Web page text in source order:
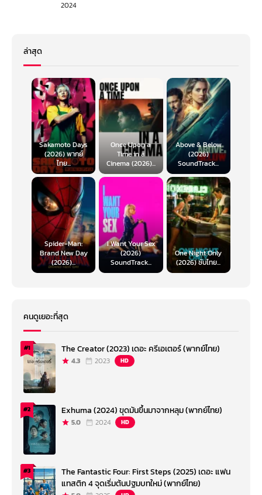
2024
ล่าสุด
Sakamoto Days
(2026) พากย์
ไทย...
Once Upon a
Time in a
Cinema (2026)...
Above & Below
(2026)
SoundTrack...
Spider-Man:
Brand New Day
(2026)...
I Want Your Sex
(2026)
SoundTrack...
One Night Only
(2026) ซับไทย...
คนดูเยอะที่สุด
#1 The Creator (2023) เดอะ ครีเอเตอร์ (พากย์ไทย)
4.3 2023 HD
#2 Exhuma (2024) ขุดมันขึ้นมาจากหลุม (พากย์ไทย)
5.0 2024 HD
#3
The Fantastic Four: First Steps (2025) เดอะ แฟน
แทสติก 4 จุดเริ่มต้นปฐมบทใหม่ (พากย์ไทย)